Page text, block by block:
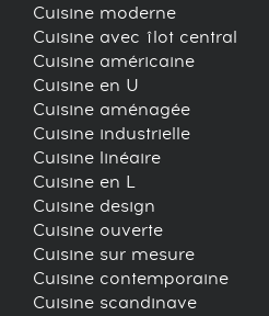
Cuisine moderne
Cuisine avec îlot central
Cuisine américaine
Cuisine en U
Cuisine aménagée
Cuisine industrielle
Cuisine linéaire
Cuisine en L
Cuisine design
Cuisine ouverte
Cuisine sur mesure
Cuisine contemporaine
Cuisine scandinave